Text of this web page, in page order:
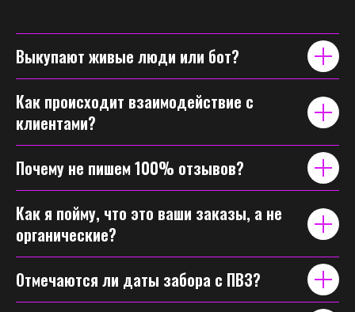
Выкупают живые люди или бот?
Как происходит взаимодействие с
клиентами?
Почему не пишем 100% отзывов?
Как я пойму, что это ваши заказы, а не
органические?
Отмечаются ли даты забора с ПВЗ?